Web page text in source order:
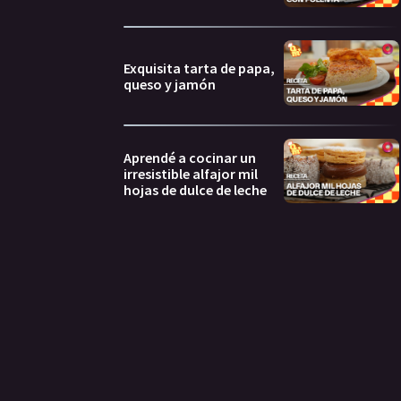
Exquisita tarta de papa,
queso y jamón
Aprendé a cocinar un
irresistible alfajor mil
hojas de dulce de leche